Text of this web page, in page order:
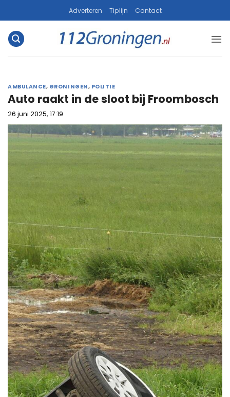
naar
inhoud
Adverteren Tiplijn Contact
AMBULANCE, GRONINGEN, POLITIE
Auto raakt in de sloot bij Froombosch
26 juni 2025, 17:19